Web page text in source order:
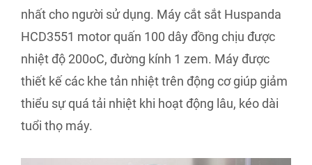
nhất cho người sử dụng. Máy cắt sắt Huspanda
HCD3551 motor quấn 100 dây đồng chịu được
nhiệt độ 200oC, đường kính 1 zem. Máy được
thiết kế các khe tản nhiệt trên động cơ giúp giảm
thiểu sự quá tải nhiệt khi hoạt động lâu, kéo dài
tuổi thọ máy.